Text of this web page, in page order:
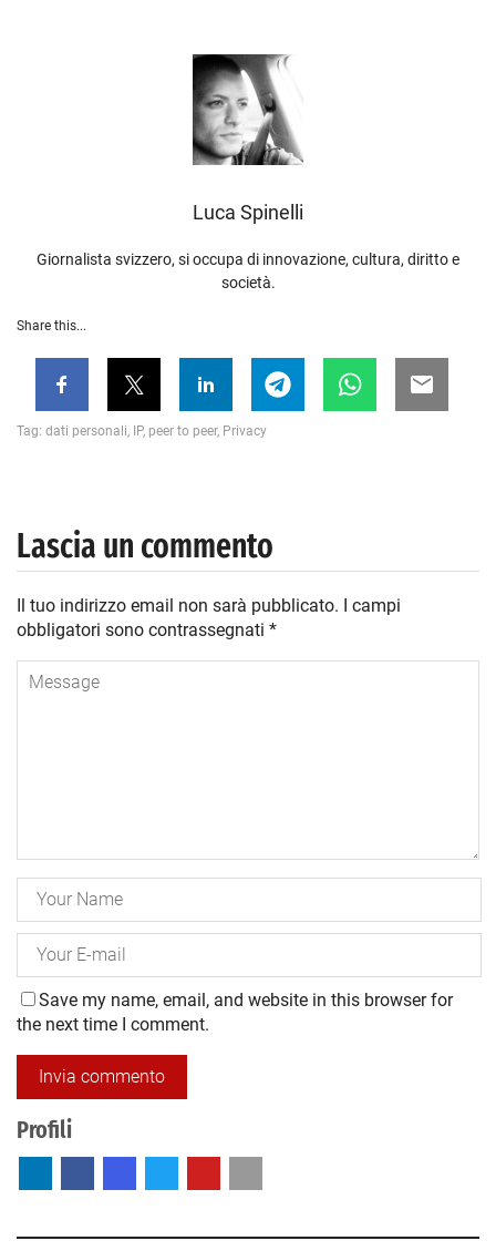
Luca‎ Spinelli
Giornalista svizzero, si occupa di innovazione, cultura, diritto e
società.
Share this...
Tag: dati personali, IP, peer to peer, Privacy
Lascia un commento
Il tuo indirizzo email non sarà pubblicato. I campi
obbligatori sono contrassegnati *
Save my name, email, and website in this browser for
the next time I comment.
Profili